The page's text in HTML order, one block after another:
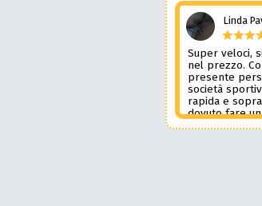
Linda
Super veloci,
nel prezzo.
presente
società
rapida e
dovuto fare
prodotto